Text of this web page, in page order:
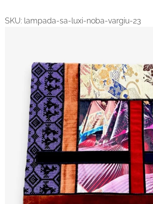
SKU: lampada-sa-luxi-noba-vargiu-23